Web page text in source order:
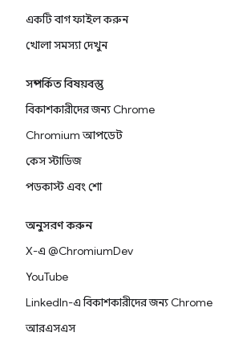
একটি বাগ ফাইল করুন
খোলা সমস্যা দেখুন
সম্পর্কিত বিষয়বস্তু
বিকাশকারীদের জন্য Chrome
Chromium আপডেট
কেস স্টাডিজ
পডকাস্ট এবং শো
অনুসরণ করুন
X-এ @ChromiumDev
YouTube
LinkedIn-এ বিকাশকারীদের জন্য Chrome
আরএসএস